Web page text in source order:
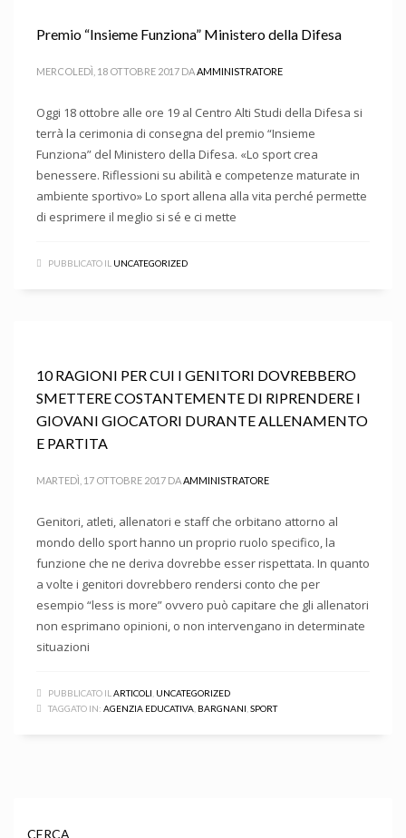
Premio “Insieme Funziona” Ministero della Difesa
MERCOLEDÌ, 18 OTTOBRE 2017 DAAMMINISTRATORE
Oggi 18 ottobre alle ore 19 al Centro Alti Studi della Difesa si
terrà la cerimonia di consegna del premio “Insieme
Funziona” del Ministero della Difesa. «Lo sport crea
benessere. Riflessioni su abilità e competenze maturate in
ambiente sportivo» Lo sport allena alla vita perché permette
di esprimere il meglio si sé e ci mette
PUBBLICATO IL UNCATEGORIZED
10 RAGIONI PER CUI I GENITORI DOVREBBERO
SMETTERE COSTANTEMENTE DI RIPRENDERE I
GIOVANI GIOCATORI DURANTE ALLENAMENTO
E PARTITA
MARTEDÌ, 17 OTTOBRE 2017 DAAMMINISTRATORE
Genitori, atleti, allenatori e staff che orbitano attorno al
mondo dello sport hanno un proprio ruolo specifico, la
funzione che ne deriva dovrebbe esser rispettata. In quanto
a volte i genitori dovrebbero rendersi conto che per
esempio “less is more” ovvero può capitare che gli allenatori
non esprimano opinioni, o non intervengano in determinate
situazioni
PUBBLICATO IL ARTICOLI UNCATEGORIZED
TAGGATO IN: AGENZIA EDUCATIVA BARGNANI SPORT
CERCA